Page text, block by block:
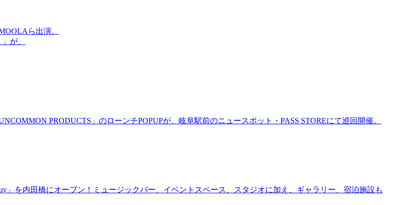
ら出演。
が、
PRODUCTS」のローンチPOPUPが、岐阜駅前のニュースポット・PASS STOREにて巡回開催。
」を内田橋にオープン！ミュージックバー、イベントスペース、スタジオに加え、ギャラリー、宿泊施設も